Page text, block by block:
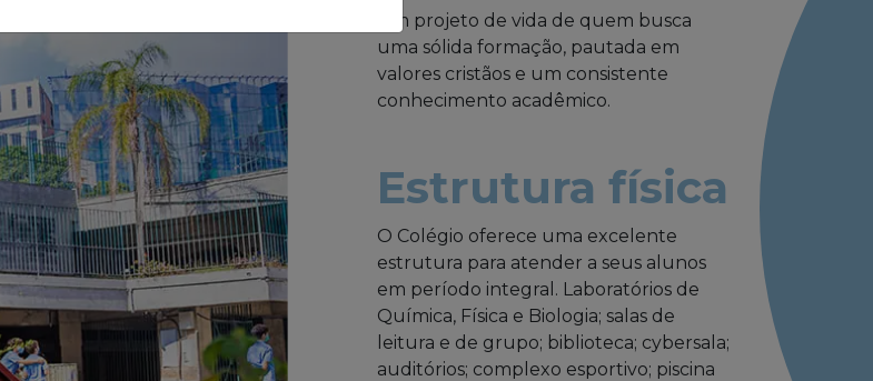
Um projeto de vida de quem busca
uma sólida formação, pautada em
valores cristãos e um consistente
conhecimento acadêmico.
Estrutura física
O Colégio oferece uma excelente
estrutura para atender a seus alunos
em período integral. Laboratórios de
Química, Física e Biologia; salas de
leitura e de grupo; biblioteca; cybersala;
auditórios; complexo esportivo; piscina